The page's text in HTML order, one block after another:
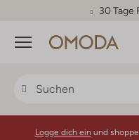
30 Tage
Menü
Logge dich ein und